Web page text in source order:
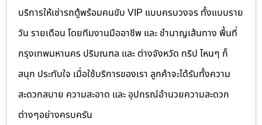
บริการให้เช่ารถตู้พร้อมคนขับ VIP แบบครบวงจร ทั้งแบบราย
วัน รายเดือน โดยทีมงานมืออาชีพ และ ชำนาญเส้นทาง พื้นที่
กรุงเทพมหานคร ปริมณฑล และ ต่างจังหวัด ทริป ไหนๆ ก็
สนุก ประทับใจ เมื่อใช้บริการของเรา ลูกค้าจะได้รับทั้งความ
สะดวกสบาย ความสะอาด และ อุปกรณ์อำนวยความสะดวก
ต่างๆอย่างครบครัน